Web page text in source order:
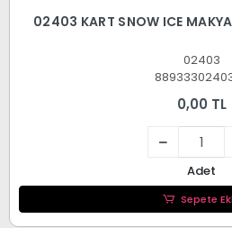
02403 KART SNOW ICE
02403
0,00 TL
Adet
Sepete